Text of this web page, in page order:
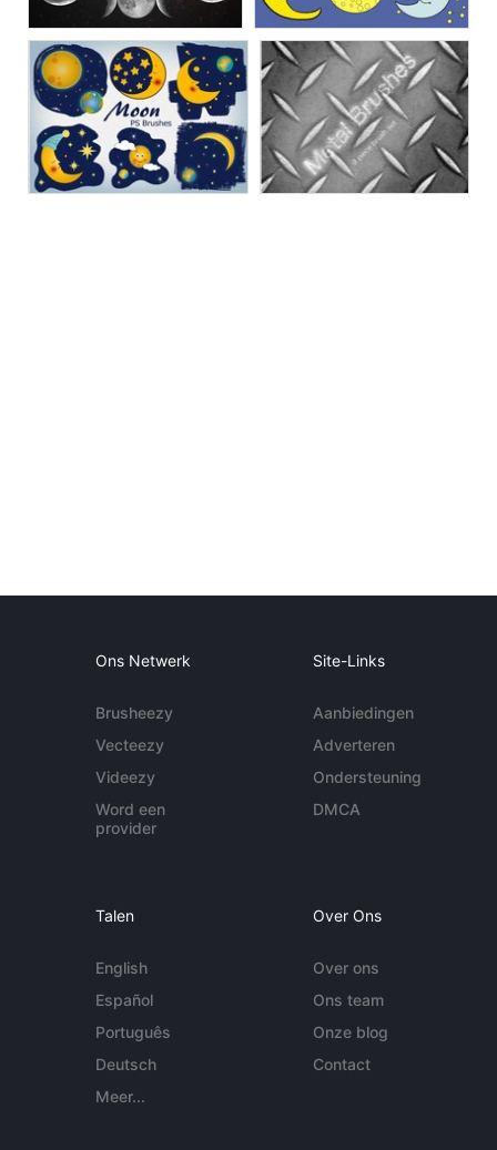
Ons Netwerk
Brusheezy
Vecteezy
Videezy
Word een
provider
Site-Links
Aanbiedingen
Adverteren
Ondersteuning
DMCA
Talen
English
Español
Português
Deutsch
Meer...
Over Ons
Over ons
Ons team
Onze blog
Contact